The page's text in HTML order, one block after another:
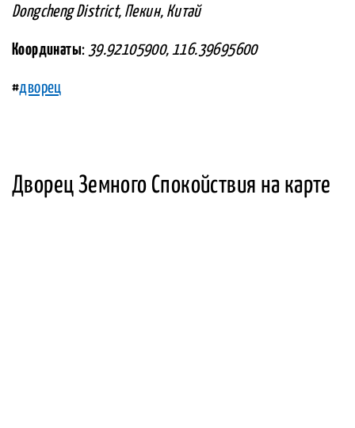
Dongcheng District, Пекин, Китай
Координаты: 39.92105900, 116.39695600
#дворец
Дворец Земного Спокойствия на карте